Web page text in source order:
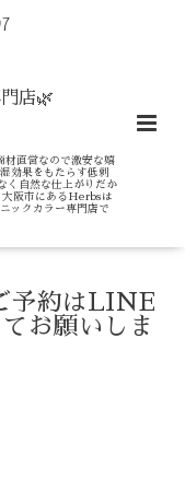
門店🌿
材直営なので激安な嬉
効果をもたらす低刺
く自然な仕上がりだか
大阪市にあるHerbsは
ックカラー専門店で
予約はLINE
お願いしま